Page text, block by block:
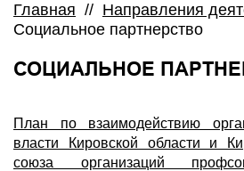
Главная // Направления
Социальное партнерство
СОЦИАЛЬНОЕ
План по взаимодействию
власти Кировской области и
союза организаций